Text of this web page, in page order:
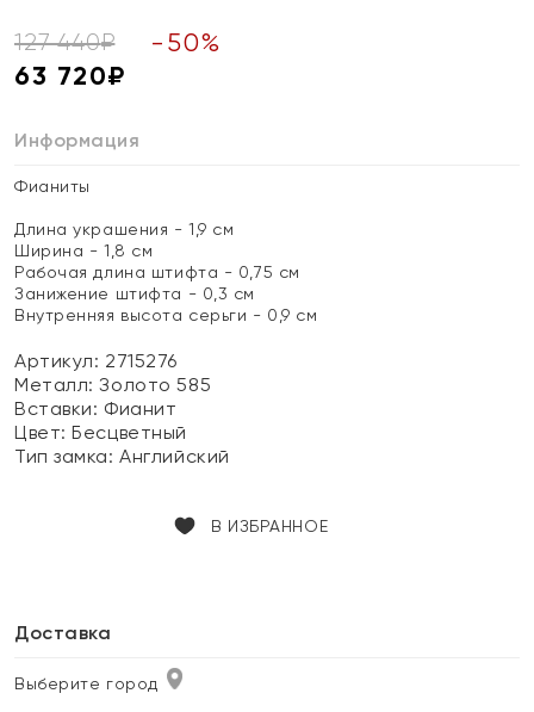
127 440₽ - 50%
63 720₽
Информация
Фианиты
Длина украшения - 1,9 см
Ширина - 1,8 см
Рабочая длина штифта - 0,75 см
Занижение штифта - 0,3 см
Внутренняя высота серьги - 0,9 см
Артикул: 2715276
Металл:Золото 585
Вставки: Фианит
Цвет:Бесцветный
Тип замка:Английский
В ИЗБРАННОЕ
Доставка
Выберите город